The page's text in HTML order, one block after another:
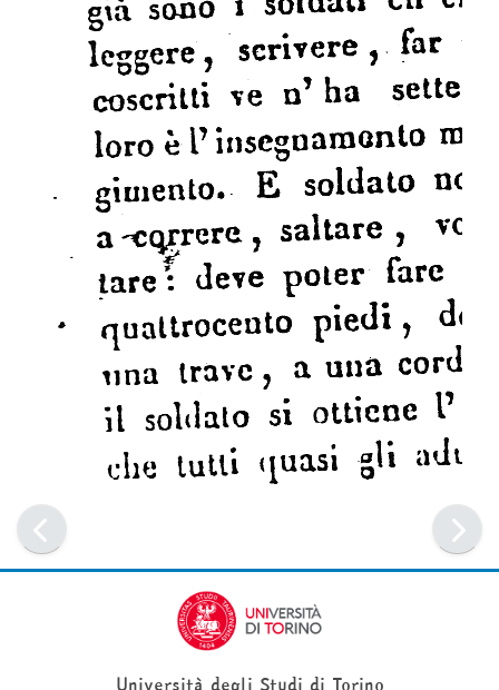
Università degli Studi di Torino